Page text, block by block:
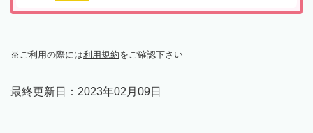
ご利用の際には利用規約をご確認下さい
最終更新日： 2023年02月09日